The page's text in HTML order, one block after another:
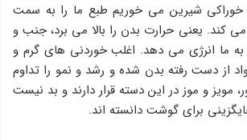
خوراكی شيرين می خوریم طبع ما را به سمت
كند. یعنی حرارت بدن را بالا می برد، جنب و
ما انرژی می دهد. اغلب خوردنی های گرم و
از دست رفته بدن شده و رشد و نمو را تداوم
مويز و موز در اين دسته قرار دارند و بد نیست
برای گوشت دانسته اند.